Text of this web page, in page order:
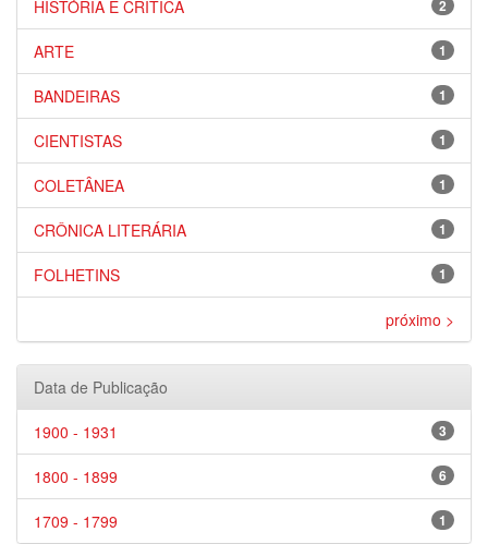
2
HISTÓRIA E CRÍTICA
1
ARTE
1
BANDEIRAS
1
CIENTISTAS
1
COLETÂNEA
1
CRÔNICA LITERÁRIA
1
FOLHETINS
próximo >
Data de Publicação
3
1900 - 1931
6
1800 - 1899
1
1709 - 1799